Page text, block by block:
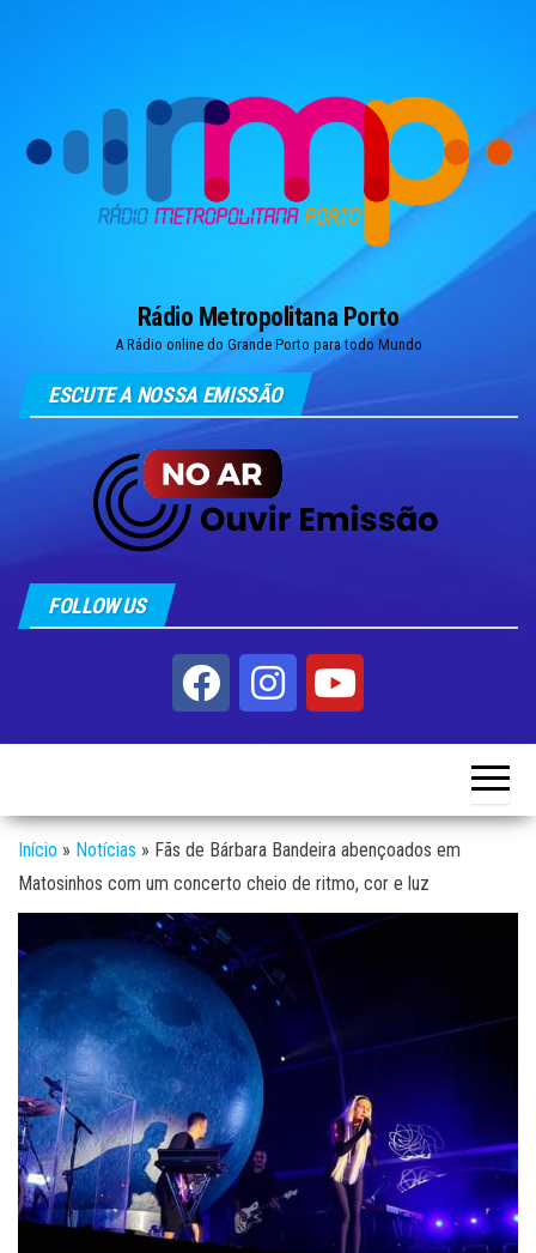
Rádio Metropolitana Porto
A Rádio online do Grande Porto para todo Mundo
ESCUTE A NOSSA EMISSÃO
FOLLOW US
Início » Notícias » Fãs de Bárbara Bandeira abençoados em
Matosinhos com um concerto cheio de ritmo, cor e luz